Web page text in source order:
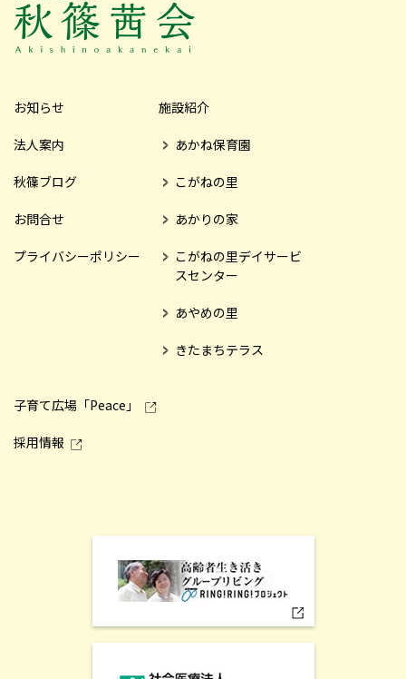
お知らせ
法人案内
秋篠ブログ
お問合せ
プライバシーポリシー
施設紹介
あかね保育園
こがねの里
あかりの家
こがねの里デイサービ
スセンター
あやめの里
きたまちテラス
子育て広場「Peace」
採用情報